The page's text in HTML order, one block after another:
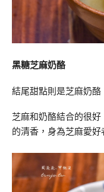
黑糖芝麻奶酪
結尾甜點則是芝麻奶
芝麻和奶酪結合的很
的清香，身為芝麻愛好